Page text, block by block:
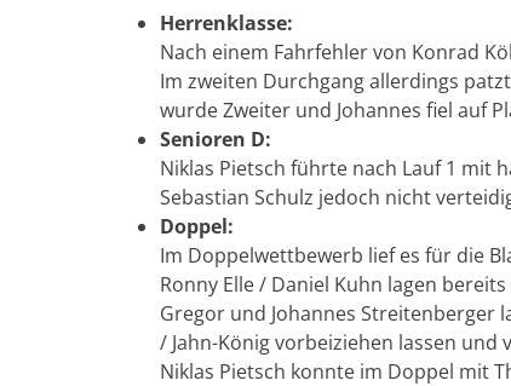
Herrenklasse:
Nach einem Fahrfehler von Konrad
Im zweiten Durchgang allerdings
wurde Zweiter und Johannes fiel auf
Senioren D:
Niklas Pietsch führte nach Lauf 1 mit
Sebastian Schulz jedoch nicht
Doppel:
Im Doppelwettbewerb lief es für die
Ronny Elle / Daniel Kuhn lagen
Gregor und Johannes Streitenberger
/ Jahn-König vorbeiziehen lassen
Niklas Pietsch konnte im Doppel mit